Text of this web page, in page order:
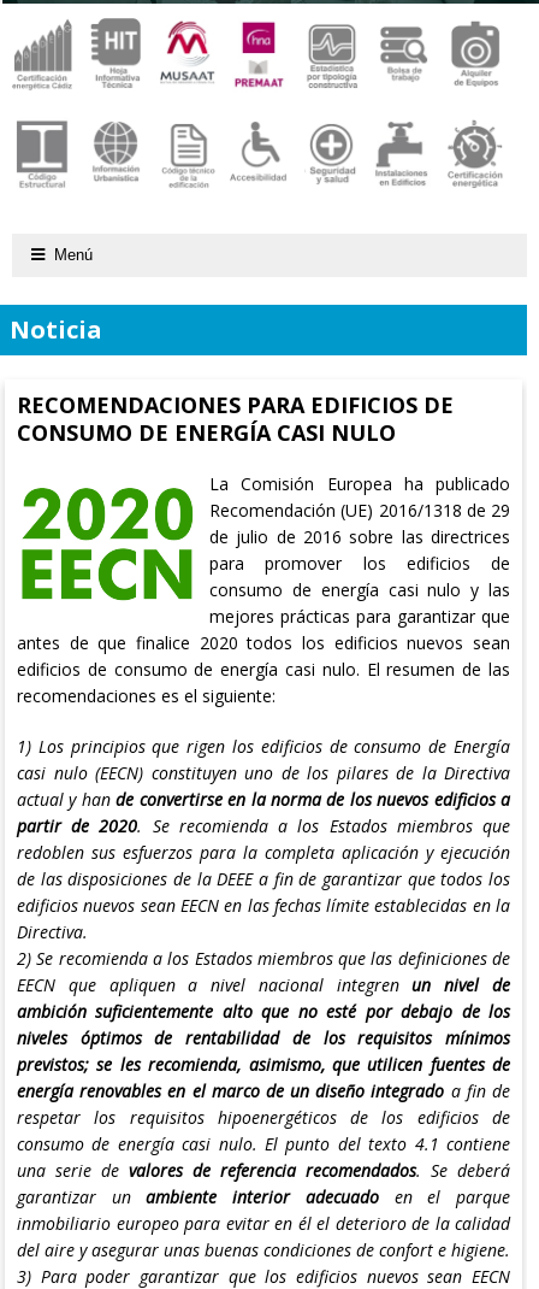
Menú
Noticia
RECOMENDACIONES PARA EDIFICIOS DE
CONSUMO DE ENERGÍA CASI NULO
La Comisión Europea ha publicado
Recomendación (UE) 2016/1318 de 29
de julio de 2016 sobre las directrices
para promover los edificios de
consumo de energía casi nulo y las
mejores prácticas para garantizar que
antes de que finalice 2020 todos los edificios nuevos sean
edificios de consumo de energía casi nulo. El resumen de las
recomendaciones es el siguiente:
1) Los principios que rigen los edificios de consumo de Energía
casi nulo (EECN) constituyen uno de los pilares de la Directiva
actual y hande convertirse en la norma de los nuevos edificios a
partir de 2020. Se recomienda a los Estados miembros que
redoblen sus esfuerzos para la completa aplicación y ejecución
de las disposiciones de la DEEE a fin de garantizar que todos los
edificios nuevos sean EECN en las fechas límite establecidas en la
Directiva.
2) Se recomienda a los Estados miembros que las definiciones de
EECN que apliquen a nivel nacional integrenun nivel de
ambición suficientemente alto que no esté por debajo de los
niveles óptimos de rentabilidad de los requisitos mínimos
previstos; se les recomienda, asimismo, que utilicen fuentes de
energía renovables en el marco de un diseño integrado a fin de
respetar los requisitos hipoenergéticos de los edificios de
consumo de energía casi nulo. El punto del texto 4.1 contiene
una serie de valores de referencia recomendados. Se deberá
garantizar unambiente interior adecuadoen el parque
inmobiliario europeo para evitar en él el deterioro de la calidad
del aire y asegurar unas buenas condiciones de confort e higiene.
3) Para poder garantizar que los edificios nuevos sean EECN